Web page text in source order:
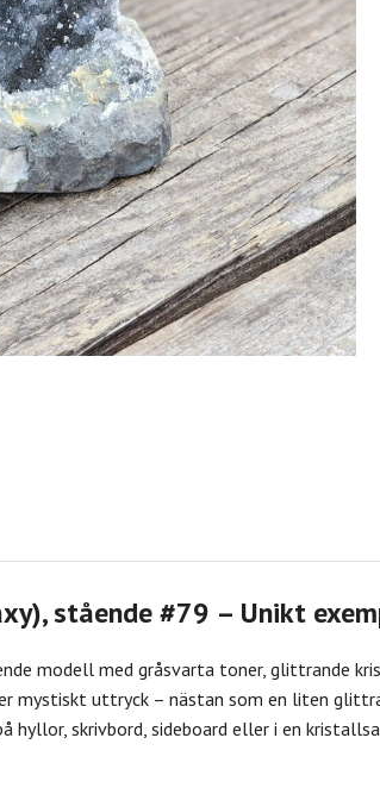
stående #79 – Unikt
modell med gråsvarta toner, glittrande
mystiskt uttryck – nästan som en liten
skrivbord, sideboard eller i en